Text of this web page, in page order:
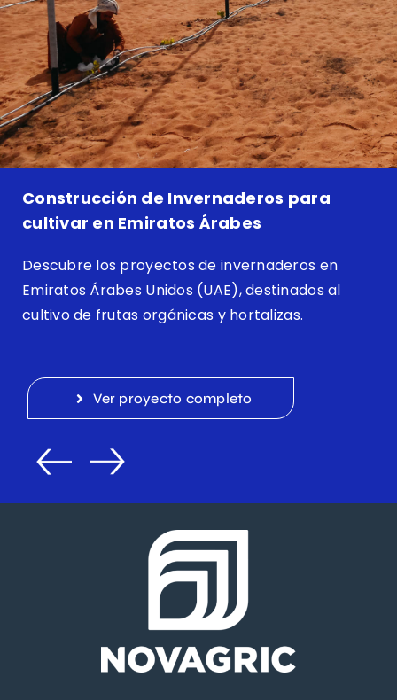
Construcción de Invernaderos para
cultivar en Emiratos Árabes
Descubre los proyectos de invernaderos en
Emiratos Árabes Unidos (UAE), destinados al
cultivo de frutas orgánicas y hortalizas.
Ver proyecto completo